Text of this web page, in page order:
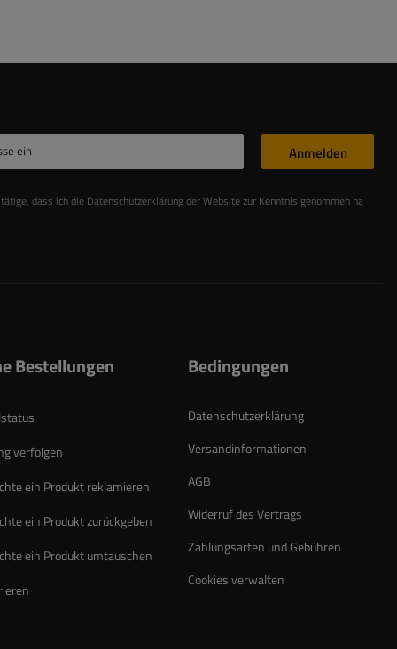
ein
dass ich die Datenschutzerklärung der Website zur Kenntnis genommen habe
Anmelden
Bestellungen
verfolgen
ein Produkt reklamieren
ein Produkt zurückgeben
ein Produkt umtauschen
Bedingungen
Datenschutzerklärung
Versandinformationen
AGB
Widerruf des Vertrags
Zahlungsarten und Gebühren
Cookies verwalten